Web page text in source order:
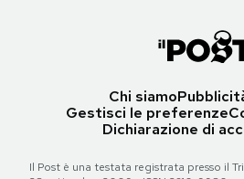
Chi siamo
Gestisci le preferenze
Dichiarazione di
Il Post è una testata registrata presso il